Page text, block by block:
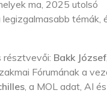
ma, 2025 utolsó
témák,
résztvevői: Bakk József
Fórumának a
, a MOL adat, AI és